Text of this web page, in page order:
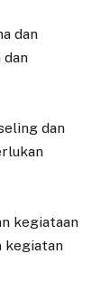
dan
dan
dan
kegiataan
kegiatan